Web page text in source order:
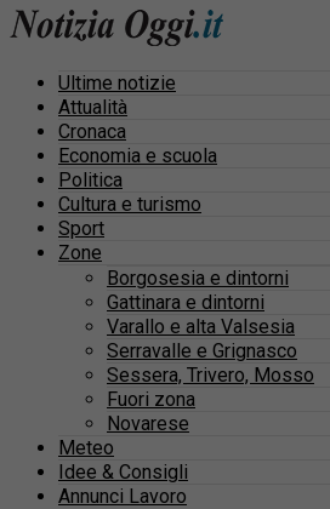
Ultime notizie
Attualità
Cronaca
Economia e scuola
Politica
Cultura e turismo
Sport
Zone
Borgosesia e dintorni
Gattinara e dintorni
Varallo e alta Valsesia
Serravalle e Grignasco
Sessera, Trivero, Mosso
Fuori zona
Novarese
Meteo
Idee & Consigli
Annunci Lavoro